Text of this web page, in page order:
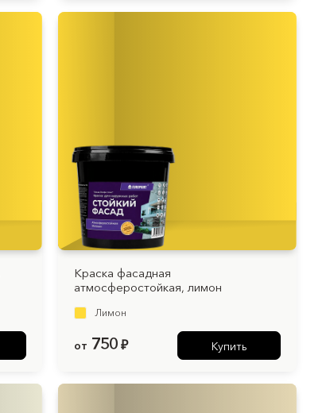
Краска фасадная
атмосферостойкая, лимон
Лимон
от 750 ₽ Купить